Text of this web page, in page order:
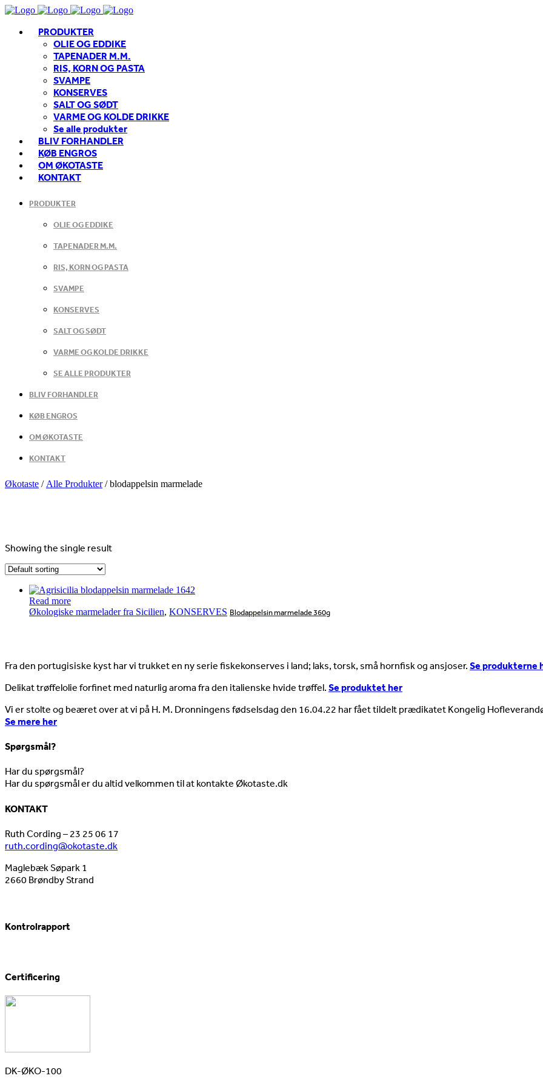
PRODUKTER
OLIE OG EDDIKE
TAPENADER M.M.
RIS, KORN OG PASTA
SVAMPE
KONSERVES
SALT OG SØDT
VARME OG KOLDE DRIKKE
Se alle produkter
BLIV FORHANDLER
KØB ENGROS
OM ØKOTASTE
KONTAKT
PRODUKTER
OLIE OG EDDIKE
TAPENADER M.M.
RIS, KORN OG PASTA
SVAMPE
KONSERVES
SALT OG SØDT
VARME OG KOLDE DRIKKE
SE ALLE PRODUKTER
BLIV FORHANDLER
KØB ENGROS
OM ØKOTASTE
KONTAKT
Økotaste / Alle Produkter/blodappelsin marmelade
Showing the single result
Read more
Økologiske marmelader fra Sicilien, KONSERVES Blodappelsin marmelade 360g
Fra den portugisiske kyst har vi trukket en ny serie fiskekonserves i land; laks, torsk, små hornfisk og ansjoser. Se produkterne
Delikat trøffelolie forfinet med naturlig aroma fra den italienske hvide trøffel. Se produktet her
Vi er stolte og beæret over at vi på H. M. Dronningens fødselsdag den 16.04.22 har fået tildelt prædikatet Kongelig
Se mere her
Spørgsmål?
Har du spørgsmål?
Har du spørgsmål er du altid velkommen til at kontakte Økotaste.dk
KONTAKT
Ruth Cording – 23 25 06 17
ruth.cording@okotaste.dk
Maglebæk Søpark 1
2660 Brøndby Strand
Kontrolrapport
Certificering
DK-ØKO-100